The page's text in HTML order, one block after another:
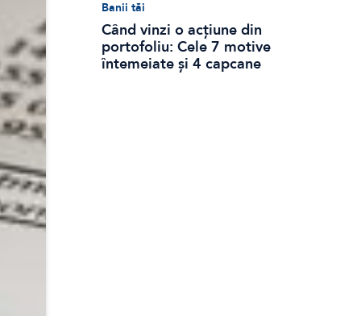
Banii tăi
Când vinzi o acțiune din
portofoliu: Cele 7 motive
întemeiate și 4 capcane